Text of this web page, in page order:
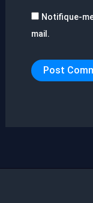
Notifique-
mail.